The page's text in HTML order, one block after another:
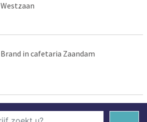
Westzaan
Brand in cafetaria Zaandam